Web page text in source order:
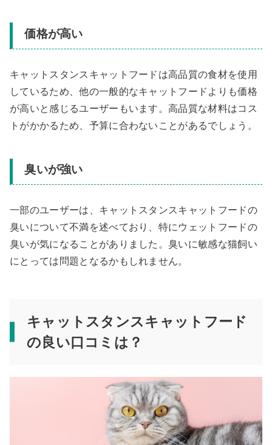
価格が高い
キャットスタンスキャットフードは高品質の食材を使用
しているため、他の一般的なキャットフードよりも価格
が高いと感じるユーザーもいます。高品質な材料はコス
トがかかるため、予算に合わないことがあるでしょう。
臭いが強い
一部のユーザーは、キャットスタンスキャットフードの
臭いについて不満を述べており、特にウェットフードの
臭いが気になることがありました。臭いに敏感な猫飼い
にとっては問題となるかもしれません。
キャットスタンスキャットフード
の良い口コミは？